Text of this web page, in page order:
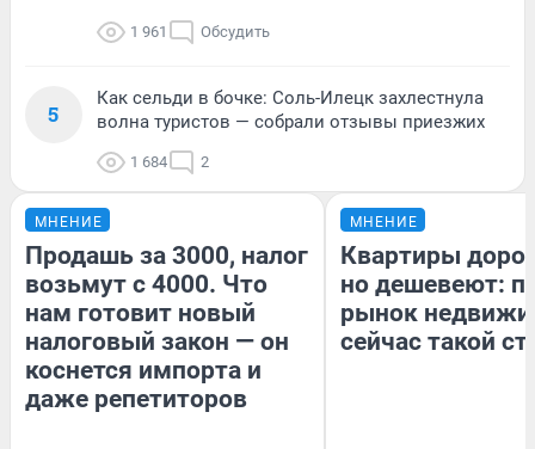
1 961 Обсудить
5
Как сельди в бочке: Соль-Илецк захлестнула
волна туристов — собрали отзывы приезжих
1 684 2
МНЕНИЕ
Продашь за 3000, налог
возьмут с 4000. Что
нам готовит новый
налоговый закон — он
коснется импорта и
даже репетиторов
МНЕНИЕ
Квартиры
но дешевеют:
рынок
сейчас такой